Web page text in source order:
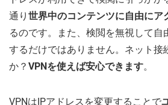
通り 世界中のコンテンツに自由にア
るのです。また、検閲を無視して自
するだけではありません。ネット接
か？ VPNを使えば安心できます。
VPNはIPアドレスを変更することで